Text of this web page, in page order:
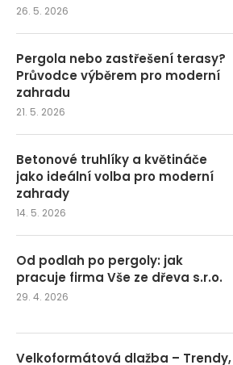
26. 5. 2026
Pergola nebo zastřešení terasy?
Průvodce výběrem pro moderní
zahradu
21. 5. 2026
Betonové truhlíky a květináče
jako ideální volba pro moderní
zahrady
14. 5. 2026
Od podlah po pergoly: jak
pracuje firma Vše ze dřeva s.r.o.
29. 4. 2026
Velkoformátová dlažba – Trendy,